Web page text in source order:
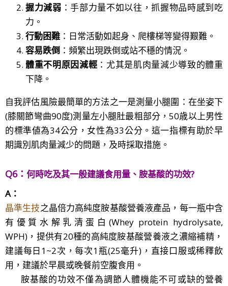
握力減弱 ：手部力量不如以往，抓握物品時感到吃
力。
行動困難 ：日常活動如起身、爬樓梯等變得艱難。
容易跌倒 ：頻繁出現跌倒或站不穩的情況。
體重不明原因減輕 ：尤其是肌肉量減少導致的體重
下降。
自我評估風險最簡單的方法之一是測量小腿圍：在坐姿下
(膝關節彎曲90度)測量左小腿肚最粗部分，50歳以上男性
的標準値為34公分，女性為33公分。這一指標有助於早
期識別肌肉量減少的問題，及時採取措施。
Q6： 何時吃及其一般建議食用量、胺基酸的功效?
A：
晶準生技之晶倍力高純度胺基酸營養液產品，每一瓶中含
有優質水解乳清蛋白(Whey protein hydrolysate,
WPH)，提供有20種的高純度胺基酸營養液之濃縮補精，
建議每日1~2次，每次1瓶(25毫升)，直接口服或稀釋飲
用，建議於早晨或晚餐前空腹食用。
胺基酸的功效不僅為調節人體機能不可或缺的營養